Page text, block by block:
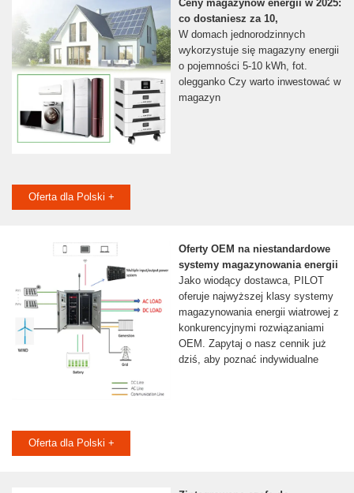
Ceny magazynów energii w 2025:
co dostaniesz za 10,
W domach jednorodzinnych
wykorzystuje się magazyny energii
o pojemności 5-10 kWh, fot.
olegganko Czy warto inwestować w
magazyn
Oferta dla Polski +
Oferty OEM na niestandardowe
systemy magazynowania energii
Jako wiodący dostawca, PILOT
oferuje najwyższej klasy systemy
magazynowania energii wiatrowej z
konkurencyjnymi rozwiązaniami
OEM. Zapytaj o nasz cennik już
dziś, aby poznać indywidualne
Oferta dla Polski +